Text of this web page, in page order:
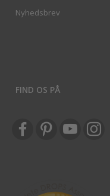
Nyhedsbrev
FIND OS PÅ